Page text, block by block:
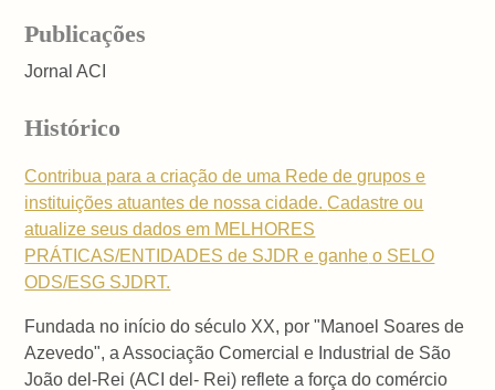
Publicações
Jornal ACI
Histórico
Contribua para a criação de uma Rede de grupos e
instituições atuantes de nossa cidade.Cadastre ou
atualize seus dados em MELHORES
PRÁTICAS/ENTIDADES de SJDR e ganhe o SELO
ODS/ESG SJDRT.
Fundada no início do século XX, por "Manoel Soares de
Azevedo", a Associação Comercial e Industrial de São
João del-Rei (ACI del- Rei) reflete a força do comércio